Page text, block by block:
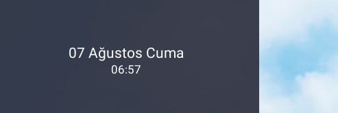
07 Ağustos Cuma
06:57